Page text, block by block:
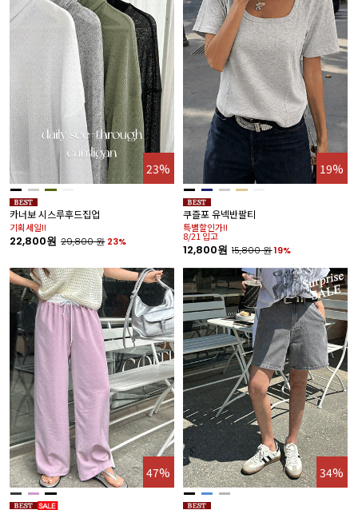
23%
카너보 시스루후드집업
기획세일!!
22,800원 29,800원 23%
19%
쿠즐포 유넥반팔티
특별할인가!!
8/21 입고
12,800원 15,800원19%
47% 34%